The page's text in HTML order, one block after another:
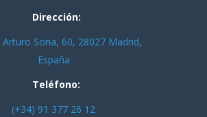
Dirección:
Arturo Soria, 60, 28027 Madrid,
España
Teléfono:
(+34) 91 377 26 12